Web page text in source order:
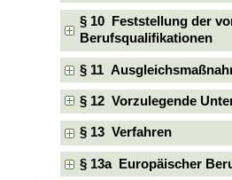
§ 10 Feststellung der
Berufsqualifikationen
§ 11
§ 12 Vorzulegende
§ 13 Verfahren
§ 13a Europäischer